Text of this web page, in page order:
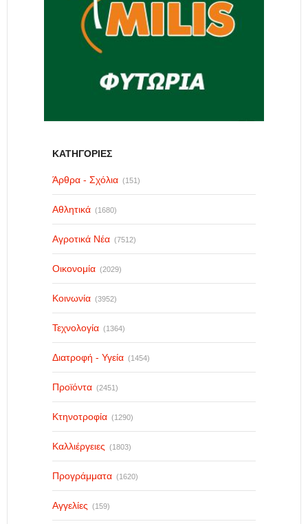
ΚΑΤΗΓΟΡΙΕΣ
Άρθρα - Σχόλια (151)
Αθλητικά (1680)
Αγροτικά Νέα (7512)
Οικονομία (2029)
Κοινωνία (3952)
Τεχνολογία (1364)
Διατροφή - Υγεία (1454)
Προϊόντα (2451)
Κτηνοτροφία (1290)
Καλλιέργειες (1803)
Προγράμματα (1620)
Αγγελίες (159)